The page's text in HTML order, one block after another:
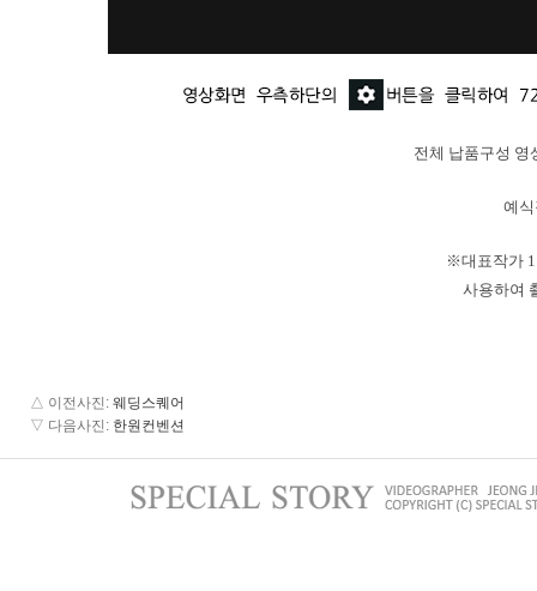
전체 납품구성 영
예
※대표작가
사용하여
△ 이전사진 : 웨딩스퀘어
▽ 다음사진 : 한원컨벤션